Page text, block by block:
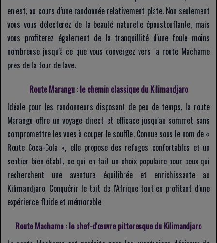
en est, au cours d’une randonnée relativement plate. Non seulement
vous vous délecterez de la beauté naturelle époustouflante, mais
vous profiterez également de la tranquillité d'une foule moins
nombreuse jusqu'à ce que vous convergez vers la route Machame
près de la tour de lave.
Route Marangu : le chemin classique du Kilimandjaro
Idéale pour les randonneurs disposant de peu de temps, la route
Marangu offre un voyage direct et efficace jusqu'au sommet sans
compromettre les vues à couper le souffle. Connue sous le nom de «
Route Coca-Cola », elle propose des refuges confortables et un
sentier bien établi, ce qui en fait un choix populaire pour ceux qui
recherchent une aventure équilibrée et enrichissante au
Kilimandjaro. Conquérir le toit de l'Afrique tout en profitant d'une
expérience fluide et mémorable
Route Machame : le chef-d'œuvre pittoresque du Kilimandjaro